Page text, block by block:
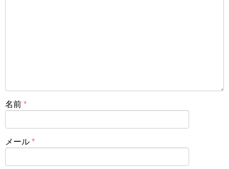
名前 *
メール *